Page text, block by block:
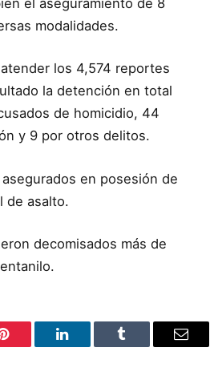
modalidades.
los 4,574 reportes
la detención en total
de homicidio, 44
y 9 por otros delitos.
en posesión de
de asalto.
decomisados más de
Pinterest LinkedIn Tumblr Email